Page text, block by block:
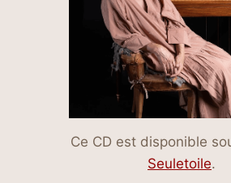
Ce CD est disponible
Seuletoile.